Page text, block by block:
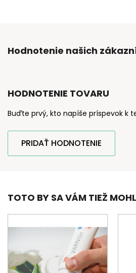
Hodnotenie našich
HODNOTENIE TOVARU
Buďte prvý, kto napíše príspevok k
PRIDAŤ HODNOTENIE
TOTO BY SA VÁM TIEŽ